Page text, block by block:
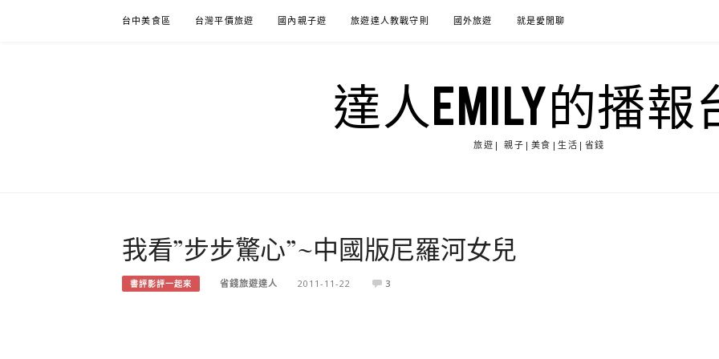
台中美食區 台灣平價旅遊 國內親子遊 旅遊達人教戰守則 國外旅遊 就是愛閒聊
達人EMILY的播報
旅遊| 親子|美食|生活|省錢
我看”步步驚心”~中國版尼羅河女兒
書評影評一起來 省錢旅遊達人 2011-11-22 3